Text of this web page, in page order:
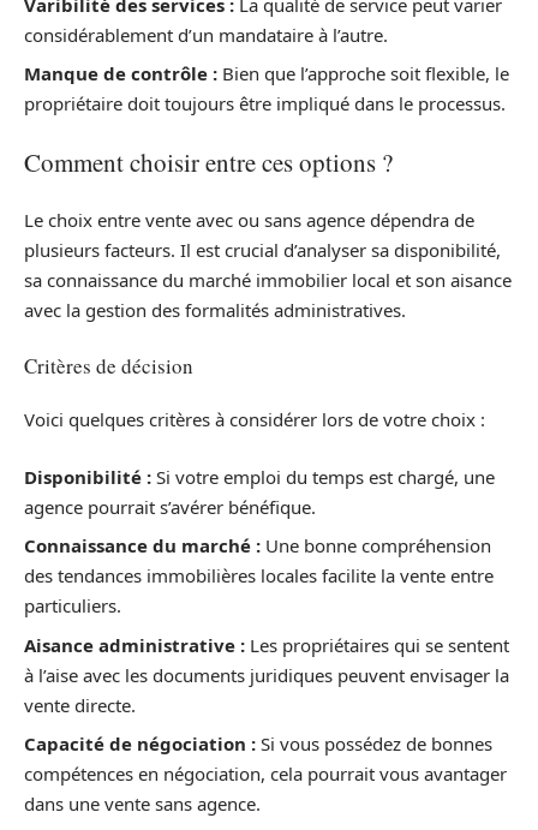
considérablement d’un mandataire à l’autre.
Manque de contrôle : Bien que l’approche soit flexible, le
propriétaire doit toujours être impliqué dans le processus.
Comment choisir entre ces options ?
Le choix entre vente avec ou sans agence dépendra de
plusieurs facteurs. Il est crucial d’analyser sa disponibilité,
sa connaissance du marché immobilier local et son aisance
avec la gestion des formalités administratives.
Critères de décision
Voici quelques critères à considérer lors de votre choix :
Disponibilité : Si votre emploi du temps est chargé, une
agence pourrait s’avérer bénéfique.
Connaissance du marché : Une bonne compréhension
des tendances immobilières locales facilite la vente entre
particuliers.
Aisance administrative : Les propriétaires qui se sentent
à l’aise avec les documents juridiques peuvent envisager la
vente directe.
Capacité de négociation : Si vous possédez de bonnes
compétences en négociation, cela pourrait vous avantager
dans une vente sans agence.